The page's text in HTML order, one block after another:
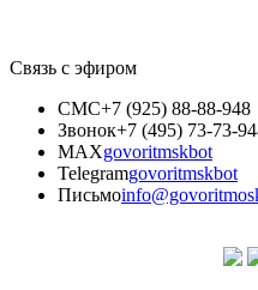
Связь с эфиром
СМС+7 (925) 88-88-948
Звонок+7 (495) 73-73-
MAXgovoritmskbot
Telegramgovoritmskbot
Письмо